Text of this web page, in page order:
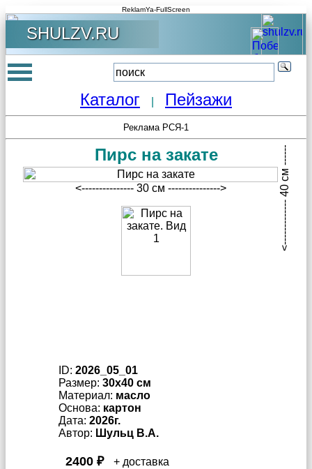
ReklamYa-FullScreen
SHULZV.RU
Каталог Пейзажи
Реклама РСЯ-1
Пирс на закате
<--------------- 30 см ---------------> <------------- 40 см -------------->
ID: 2026_05_01
Размер: 30x40 см
Материал: масло
Основа: картон
Дата: 2026г.
Автор: Шульц В.А.
2400 ₽ + доставка